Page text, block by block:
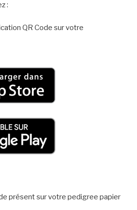
:
QR Code sur votre
présent sur votre pedigree papier